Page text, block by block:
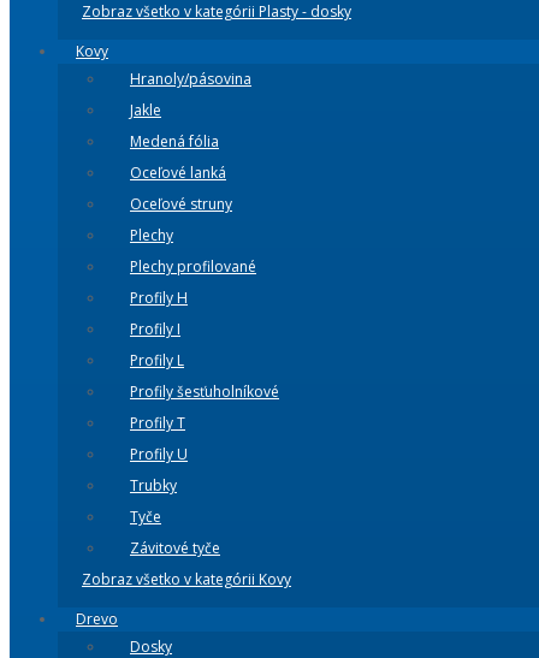
Zobraz všetko v kategórii Plasty - dosky
Kovy
Hranoly/pásovina
Jakle
Medená fólia
Oceľové lanká
Oceľové struny
Plechy
Plechy profilované
Profily H
Profily I
Profily L
Profily šesťuholníkové
Profily T
Profily U
Trubky
Tyče
Závitové tyče
Zobraz všetko v kategórii Kovy
Drevo
Dosky